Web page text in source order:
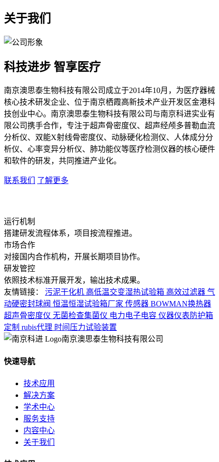
关于我们
科技进步 智享医疗
南京澳思泰生物科技有限公司成立于2014年10月，为医疗器械
核心技术研发企业、位于南京栖霞高新技术产业开发区金港科
技创业中心。南京澳思泰生物科技有限公司与南京科进实业有
限公司携手合作，专注于超声骨密度仪、超声经颅多普勒血流
分析仪、双能X射线骨密度仪、动脉硬化检测仪、人体成分分
析仪、心率变异分析仪、肺功能仪等医疗检测仪器的核心硬件
和软件的研发，共同推进产业化。
联系我们 了解更多
运行机制
搭建研发流程体系，项目按流程推进。
市场合作
对接国内合作机构，开展长期项目协作。
研发管控
依照技术标准开展开发，输出技术成果。
友情链接：
污泥干化机 高低温交变湿热试验箱 高效过滤器 气
动硬密封球阀 恒温恒湿试验箱厂家 传感器 BOWMAN换热器
超声骨密度仪 无菌检查集菌仪 电力电子电容 仪器仪表防护箱
定制 rubis代理 时间压力试验装置
南京澳思泰生物科技有限公司
快速导航
技术应用
解决方案
学术中心
服务支持
内容中心
关于我们